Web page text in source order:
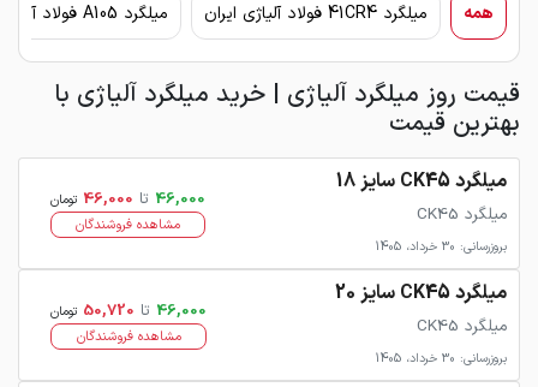
همه میلگرد 41CR4 فولاد آلیاژی ایران میلگرد A105 فولاد آلیاژی ایران
قیمت روز میلگرد آلیاژی | خرید میلگرد آلیاژی با
بهترین قیمت
میلگرد CK45 سایز 18
میلگرد CK45
بروزرسانی: 30 خرداد، 1405
46,000 تا 46,000 تومان
مشاهده فروشندگان
میلگرد CK45 سایز 20
میلگرد CK45
بروزرسانی: 30 خرداد، 1405
46,000 تا 50,720 تومان
مشاهده فروشندگان